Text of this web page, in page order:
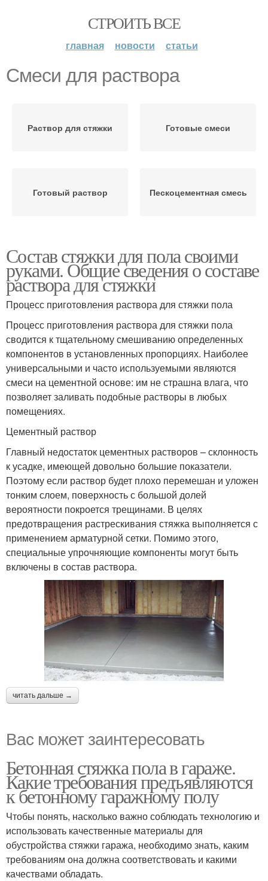
СТРОИТЬ ВСЕ
главная новости статьи
Смеси для раствора
Раствор для стяжки Готовые смеси
Готовый раствор Пескоцементная смесь
Состав стяжки для пола своими
руками. Общие сведения о составе
раствора для стяжки
Процесс приготовления раствора для стяжки пола
Процесс приготовления раствора для стяжки пола
сводится к тщательному смешиванию определенных
компонентов в установленных пропорциях. Наиболее
универсальными и часто используемыми являются
смеси на цементной основе: им не страшна влага, что
позволяет заливать подобные растворы в любых
помещениях.
Цементный раствор
Главный недостаток цементных растворов – склонность
к усадке, имеющей довольно большие показатели.
Поэтому если раствор будет плохо перемешан и уложен
тонким слоем, поверхность с большой долей
вероятности покроется трещинами. В целях
предотвращения растрескивания стяжка выполняется с
применением арматурной сетки. Помимо этого,
специальные упрочняющие компоненты могут быть
включены в состав раствора.
читать дальше →
Вас может заинтересовать
Бетонная стяжка пола в гараже.
Какие требования предъявляются
к бетонному гаражному полу
Чтобы понять, насколько важно соблюдать технологию и
использовать качественные материалы для
обустройства стяжки гаража, необходимо знать, каким
требованиям она должна соответствовать и какими
качествами обладать.